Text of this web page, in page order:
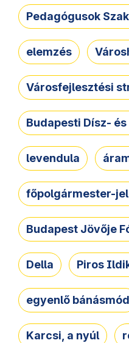
Pedagógusok
elemzés
Városfejlesztési
Budapesti Dísz-
levendula
főpolgármester-
Budapest Jövője
Della Piros
egyenlő bánásmód
Karcsi, a nyúl